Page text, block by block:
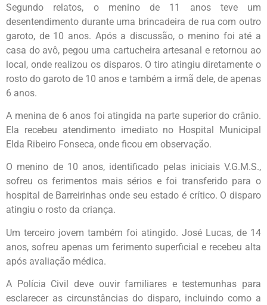
Segundo relatos, o menino de 11 anos teve um
desentendimento durante uma brincadeira de rua com outro
garoto, de 10 anos. Após a discussão, o menino foi até a
casa do avô, pegou uma cartucheira artesanal e retornou ao
local, onde realizou os disparos. O tiro atingiu diretamente o
rosto do garoto de 10 anos e também a irmã dele, de apenas
6 anos.
A menina de 6 anos foi atingida na parte superior do crânio.
Ela recebeu atendimento imediato no Hospital Municipal
Elda Ribeiro Fonseca, onde ficou em observação.
O menino de 10 anos, identificado pelas iniciais V.G.M.S.,
sofreu os ferimentos mais sérios e foi transferido para o
hospital de Barreirinhas onde seu estado é crítico. O disparo
atingiu o rosto da criança.
Um terceiro jovem também foi atingido. José Lucas, de 14
anos, sofreu apenas um ferimento superficial e recebeu alta
após avaliação médica.
A Polícia Civil deve ouvir familiares e testemunhas para
esclarecer as circunstâncias do disparo, incluindo como a